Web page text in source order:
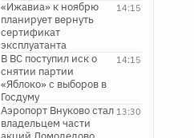
14:15
«Ижавиа» к ноябрю
планирует вернуть
сертификат
эксплуатанта
14:15
В ВС поступил иск о
снятии партии
«Яблоко» с выборов в
Госдуму
13:30
Аэропорт Внуково стал
владельцем части